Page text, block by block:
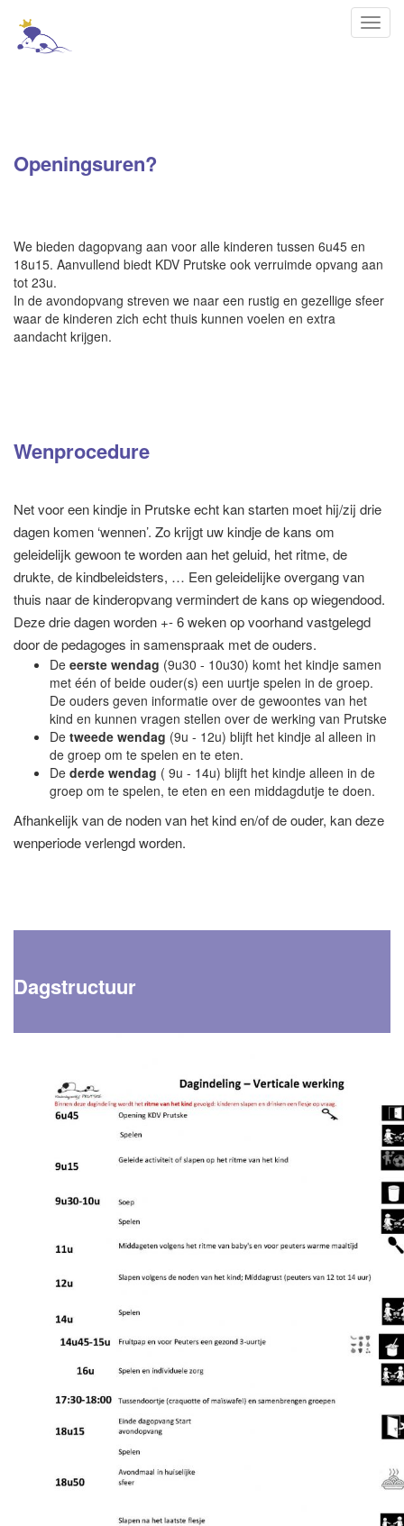
Openingsuren?
We bieden dagopvang aan voor alle kinderen tussen 6u45 en
18u15. Aanvullend biedt KDV Prutske ook verruimde opvang aan
tot 23u.
In de avondopvang streven we naar een rustig en gezellige sfeer
waar de kinderen zich echt thuis kunnen voelen en extra
aandacht krijgen.
Wenprocedure
Net voor een kindje in Prutske echt kan starten moet hij/zij drie
dagen komen ‘wennen’. Zo krijgt uw kindje de kans om
geleidelijk gewoon te worden aan het geluid, het ritme, de
drukte, de kindbeleidsters, … Een geleidelijke overgang van
thuis naar de kinderopvang vermindert de kans op wiegendood.
Deze drie dagen worden +- 6 weken op voorhand vastgelegd
door de pedagoges in samenspraak met de ouders.
De eerste wendag (9u30 - 10u30) komt het kindje samen
met één of beide ouder(s) een uurtje spelen in de groep.
De ouders geven informatie over de gewoontes van het
kind en kunnen vragen stellen over de werking van Prutske
De tweede wendag (9u - 12u) blijft het kindje al alleen in
de groep om te spelen en te eten.
De derde wendag ( 9u - 14u) blijft het kindje alleen in de
groep om te spelen, te eten en een middagdutje te doen.
Afhankelijk van de noden van het kind en/of de ouder, kan deze
wenperiode verlengd worden.
Dagstructuur